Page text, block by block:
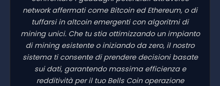
network affermati come Bitcoin ed Ethereum, o di
tuffarsi in altcoin emergenti con algoritmi di
mining unici. Che tu stia ottimizzando un impianto
di mining esistente o iniziando da zero, il nostro
sistema ti consente di prendere decisioni basate
sui dati, garantendo massima efficienza e
redditività per il tuo Bells Coin operazione